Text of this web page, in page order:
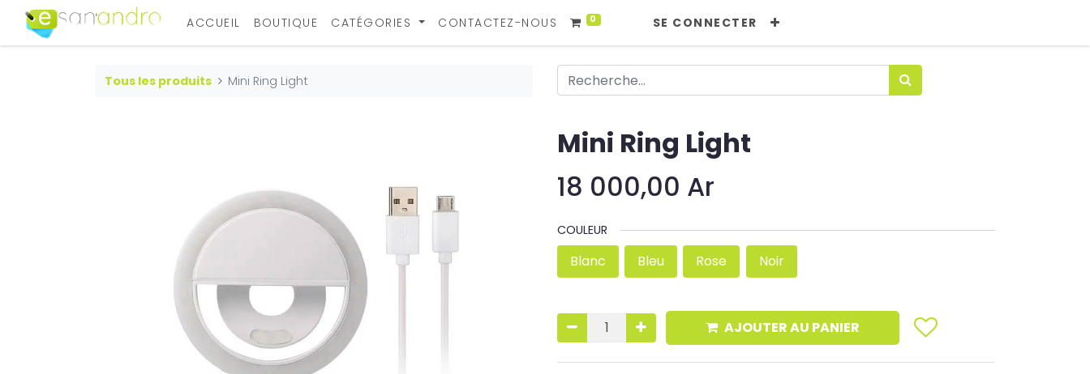
ACCUEIL BOUTIQUE CATÉGORIES CONTACTEZ-NOUS 0 SE CONNECTER
Tous les produits Mini Ring Light
Mini Ring Light
18 000,00 Ar
COULEUR
Blanc Bleu Rose Noir
AJOUTER AU PANIER